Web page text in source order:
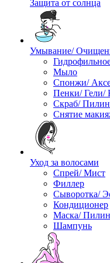
Защита от солнца
Умывание/
Мыло
Спонжи/
Пенки/ Гели/
Скраб/
Снятие
Уход за волосами
Спрей/ Мист
Филлер
Сыворотка/
Кондиционер
Маска/
Шампунь